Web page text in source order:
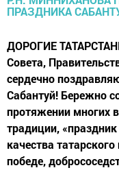
ДОРОГИЕ
Совета,
сердечно
Сабантуй! Бережно
протяжении многих
традиции,
качества
победе,